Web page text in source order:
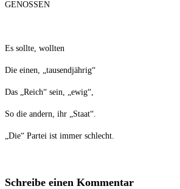
GENOSSEN
Es sollte, wollten
Die einen, „tausendjährig“
Das „Reich“ sein, „ewig“,
So die andern, ihr „Staat“.
„Die“ Partei ist immer schlecht.
Schreibe einen Kommentar